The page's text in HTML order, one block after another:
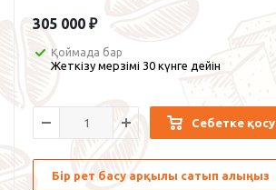
305 000 ₽
Қоймада бар
Жеткізу мерзімі 30 күнге дейін
Себетке қосу
Бір рет басу арқылы сатып алыңыз